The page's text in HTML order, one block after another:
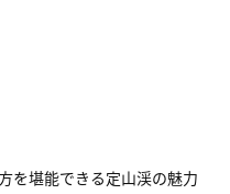
を堪能できる定山渓の魅力